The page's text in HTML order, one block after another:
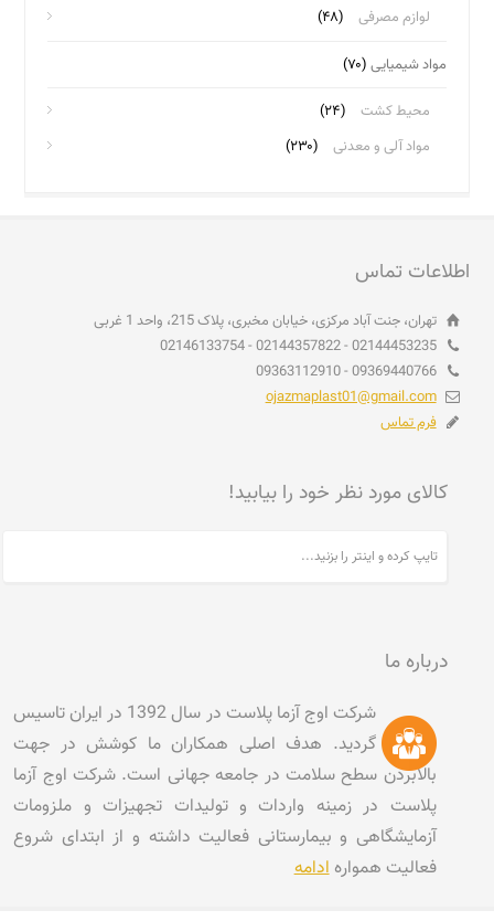
لوازم مصرفی
(۴۸)
مواد شیمیایی (۷۰)
محیط کشت
(۲۴)
مواد آلی و معدنی
(۲۳۰)
اطلاعات تماس
تهران، جنت آباد مرکزی، خیابان مخبری، پلاک 215، واحد 1 غربی
02144453235 - 02144357822 - 02146133754
09369440766 - 09363112910
ojazmaplast01@gmail.com
فرم تماس
کالای مورد نظر خود را بیابید!
درباره ما
شرکت اوج آزما پلاست در سال 1392 در ایران تاسیس
گردید. هدف اصلی همکاران ما کوشش در جهت
بالابردن سطح سلامت در جامعه جهانی است. شرکت اوج آزما
پلاست در زمینه واردات و تولیدات تجهیزات و ملزومات
آزمایشگاهی و بیمارستانی فعالیت داشته و از ابتدای شروع
فعالیت هموارهادامه